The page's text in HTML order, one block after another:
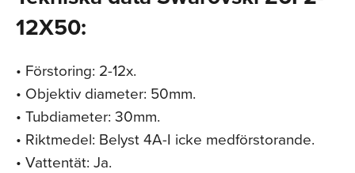
12X50:
• Förstoring: 2-12x.
• Objektiv diameter: 50mm.
• Tubdiameter: 30mm.
• Riktmedel: Belyst 4A-I icke medförstorande.
• Vattentät: Ja.